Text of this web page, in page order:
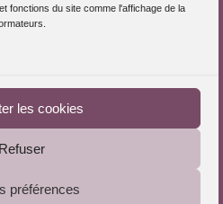
fonctions du site comme l'affichage de la
les cookies
Refuser
préférences
© 2025 - Tous droits
Téléchargez le Guide